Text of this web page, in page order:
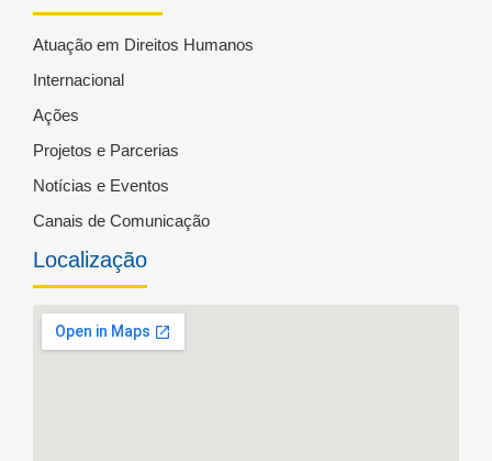
Atuação em Direitos Humanos
Internacional
Ações
Projetos e Parcerias
Notícias e Eventos
Canais de Comunicação
Localização